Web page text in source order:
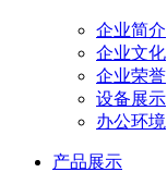
企业简介
企业文化
企业荣誉
设备展示
办公环境
产品展示